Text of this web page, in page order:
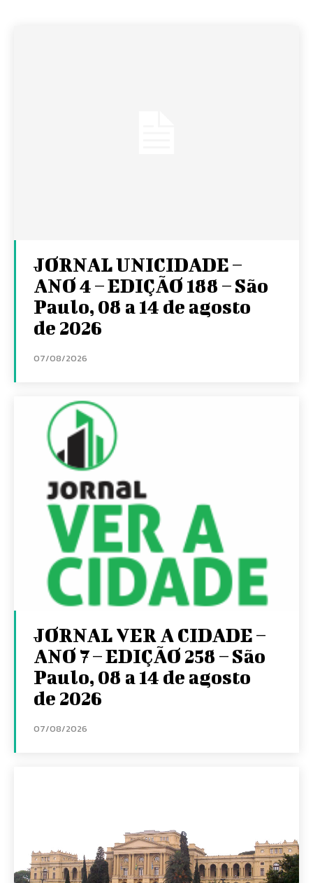
JORNAL UNICIDADE –
ANO 4 – EDIÇÃO 188 – São
Paulo, 08 a 14 de agosto
de 2026
07/08/2026
JORNAL VER A CIDADE –
ANO 7 – EDIÇÃO 258 – São
Paulo, 08 a 14 de agosto
de 2026
07/08/2026